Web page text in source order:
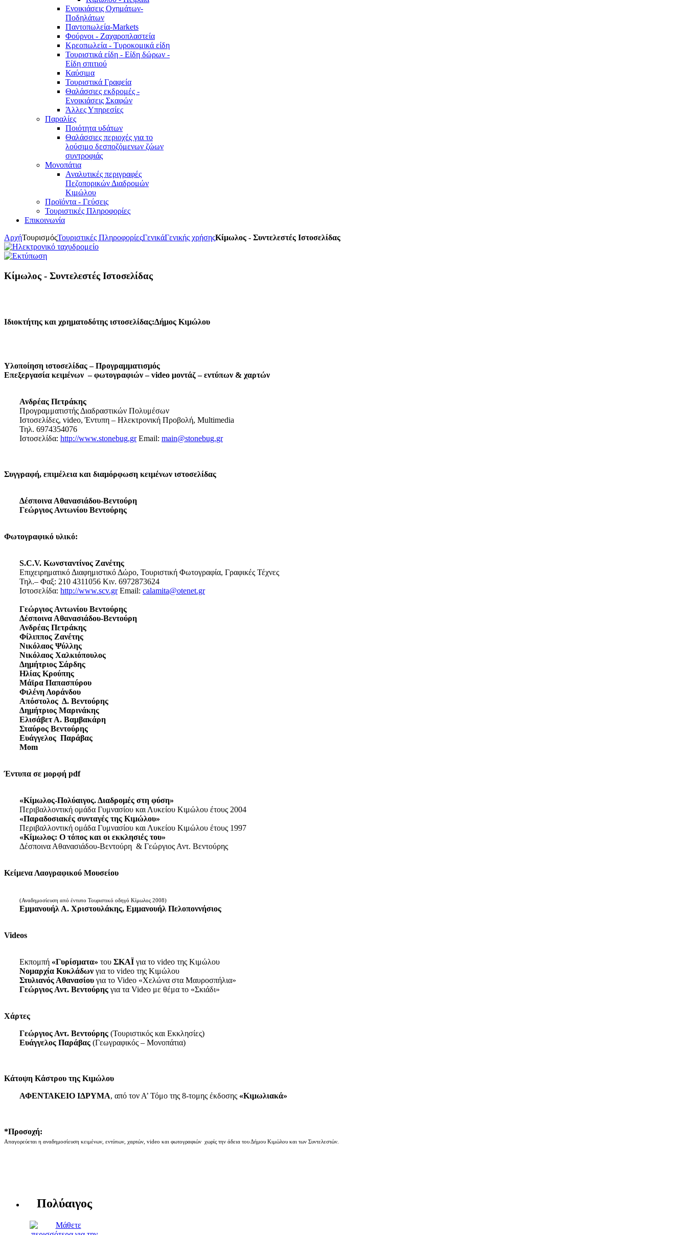
Ενοικιάσεις Οχημάτων-
Ποδηλάτων
Παντοπωλεία-Markets
Φούρνοι - Ζαχαροπλαστεία
Κρεοπωλεία - Τυροκομικά είδη
Τουριστικά είδη - Είδη δώρων -
Είδη σπιτιού
Καύσιμα
Τουριστικά Γραφεία
Θαλάσσιες εκδρομές -
Ενοικιάσεις Σκαφών
Άλλες Υπηρεσίες
Παραλίες
Ποιότητα υδάτων
Θαλάσσιες περιοχές για το
λούσιμο δεσποζόμενων ζώων
συντροφιάς
Μονοπάτια
Αναλυτικές περιγραφές
Πεζοπορικών Διαδρομών
Κιμώλου
Προϊόντα - Γεύσεις
Τουριστικές Πληροφορίες
Επικοινωνία
ΑρχήΤουρισμόςΤουριστικές ΠληροφορίεςΓενικάΓενικής χρήσηςΚίμωλος - Συντελεστές Ιστοσελίδας
Κίμωλος - Συντελεστές Ιστοσελίδας
Ιδιοκτήτης και χρηματοδότης ιστοσελίδας:Δήμος Κιμώλου
Υλοποίηση ιστοσελίδας – Προγραμματισμός
Επεξεργασία κειμένων – φωτογραφιών – video μοντάζ – εντύπων & χαρτών
Ανδρέας Πετράκης
Προγραμματιστής Διαδραστικών Πολυμέσων
Ιστοσελίδες, video, Έντυπη – Ηλεκτρονική Προβολή, Multimedia
Τηλ. 6974354076
Ιστοσελίδα: http://www.stonebug.grEmail: main@stonebug.gr
Συγγραφή, επιμέλεια και διαμόρφωση κειμένων ιστοσελίδας
Δέσποινα Αθανασιάδου-Βεντούρη
Γεώργιος Αντωνίου Βεντούρης
Φωτογραφικό υλικό:
S.C.V. Κωνσταντίνος Ζανέτης
Επιχειρηματικό Διαφημιστικό Δώρο, Τουριστική Φωτογραφία, Γραφικές Τέχνες
Τηλ.– Φαξ: 210 4311056 Κιν. 6972873624
Ιστοσελίδα: http://www.scv.grEmail: calamita@otenet.gr
Γεώργιος Αντωνίου Βεντούρης
Δέσποινα Αθανασιάδου-Βεντούρη
Ανδρέας Πετράκης
Φίλιππος Ζανέτης
Νικόλαος Ψύλλης
Νικόλαος Χαλκιόπουλος
Δημήτριος Σάρδης
Ηλίας Κρούπης
Μάϊρα Παπασπύρου
Φιλένη Λοράνδου
Απόστολος Δ. Βεντούρης
Δημήτριος Μαρινάκης
Ελισάβετ Α. Βαμβακάρη
Σταύρος Βεντούρης
Ευάγγελος Παράβας
Mom
Έντυπα σε μορφή pdf
«Κίμωλος-Πολύαιγος. Διαδρομές στη φύση»
Περιβαλλοντική ομάδα Γυμνασίου και Λυκείου Κιμώλου έτους 2004
«Παραδοσιακές συνταγές της Κιμώλου»
Περιβαλλοντική ομάδα Γυμνασίου και Λυκείου Κιμώλου έτους 1997
«Κίμωλος: Ο τόπος και οι εκκλησιές του»
Δέσποινα Αθανασιάδου-Βεντούρη & Γεώργιος Αντ. Βεντούρης
Κείμενα Λαογραφικού Μουσείου
(Αναδημοσίευση από έντυπο Τουριστικό οδηγό Κίμωλος 2008)
Εμμανουήλ Α. Χριστουλάκης, Εμμανουήλ Πελοποννήσιος
Videos
Εκπομπή «Γυρίσματα» του ΣΚΑΪ για το video της Κιμώλου
Νομαρχία Κυκλάδων για το video της Κιμώλου
Στυλιανός Αθανασίου για το Video «Χελώνα στα Μαυροσπήλια»
Γεώργιος Αντ. Βεντούρης για τα Video με θέμα το «Σκιάδι»
Χάρτες
Γεώργιος Αντ. Βεντούρης (Τουριστικός και Εκκλησίες)
Ευάγγελος Παράβας (Γεωγραφικός – Μονοπάτια)
Κάτοψη Κάστρου της Κιμώλου
ΑΦΕΝΤΑΚΕΙΟ ΙΔΡΥΜΑ, από τον Α’ Τόμο της 8-τομης έκδοσης «Κιμωλιακά»
*Προσοχή:
Απαγορεύεται η αναδημοσίευση κειμένων, εντύπων, χαρτών, video και φωτογραφιών χωρίς την άδεια του Δήμου Κιμώλου και των Συντελεστών.
Πολύαιγος